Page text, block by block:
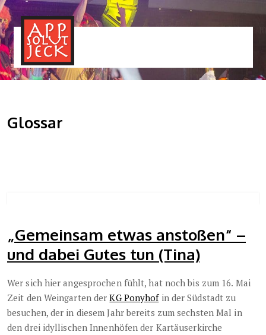
Glossar
„Gemeinsam etwas anstoßen“ –
und dabei Gutes tun (Tina)
Wer sich hier angesprochen fühlt, hat noch bis zum 16. Mai
Zeit den Weingarten derKG Ponyhofin der Südstadt zu
besuchen, der in diesem Jahr bereits zum sechsten Mal in
den drei idyllischen Innenhöfen der Kartäuserkirche